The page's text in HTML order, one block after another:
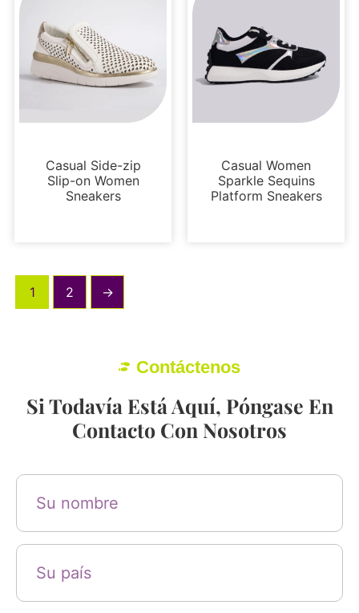
Casual Side-zip
Slip-on Women
Sneakers
Casual Women
Sparkle Sequins
Platform Sneakers
1 2 →
Contáctenos
Si Todavía Está Aquí, Póngase En
Contacto Con Nosotros